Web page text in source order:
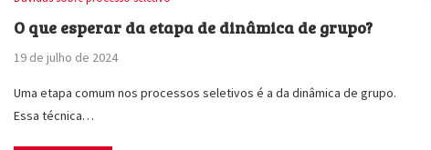
O que esperar da etapa de dinâmica de grupo?
19 de julho de 2024
Uma etapa comum nos processos seletivos é a da dinâmica de grupo.
Essa técnica…